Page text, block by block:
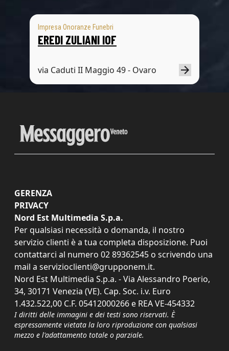
Impresa Onoranze Funebri
EREDI ZULIANI IOF
via Caduti II Maggio 49 - Ovaro
GERENZA
PRIVACY
Nord Est Multimedia S.p.a.
Per qualsiasi necessità o domanda, il nostro
servizio clienti è a tua completa disposizione. Puoi
contattarci al numero 02 89362545 o scrivendo una
mail a servizioclienti@grupponem.it.
Nord Est Multimedia S.p.a. - Via Alessandro Poerio,
34, 30171 Venezia (VE). Cap. Soc. i.v. Euro
1.432.522,00 C.F. 05412000266 e REA VE-454332
I diritti delle immagini e dei testi sono riservati. È
espressamente vietata la loro riproduzione con qualsiasi
mezzo e l'adattamento totale o parziale.